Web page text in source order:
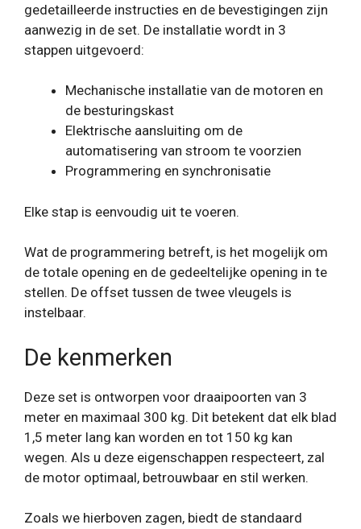
gedetailleerde instructies en de bevestigingen zijn
aanwezig in de set. De installatie wordt in 3
stappen uitgevoerd:
Mechanische installatie van de motoren en
de besturingskast
Elektrische aansluiting om de
automatisering van stroom te voorzien
Programmering en synchronisatie
Elke stap is eenvoudig uit te voeren.
Wat de programmering betreft, is het mogelijk om
de totale opening en de gedeeltelijke opening in te
stellen. De offset tussen de twee vleugels is
instelbaar.
De kenmerken
Deze set is ontworpen voor draaipoorten van 3
meter en maximaal 300 kg. Dit betekent dat elk blad
1,5 meter lang kan worden en tot 150 kg kan
wegen. Als u deze eigenschappen respecteert, zal
de motor optimaal, betrouwbaar en stil werken.
Zoals we hierboven zagen, biedt de standaard